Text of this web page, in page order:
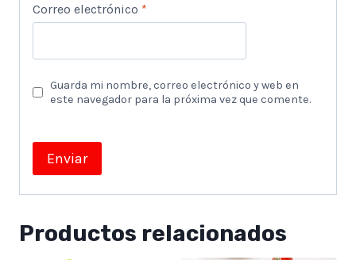
Correo electrónico *
Guarda mi nombre, correo electrónico y web en
este navegador para la próxima vez que comente.
Productos relacionados